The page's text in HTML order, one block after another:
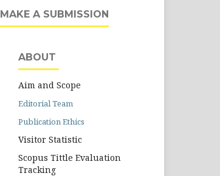
MAKE A SUBMISSION
ABOUT
Aim and Scope
Editorial Team
Publication Ethics
Visitor Statistic
Scopus Tittle Evaluation
Tracking